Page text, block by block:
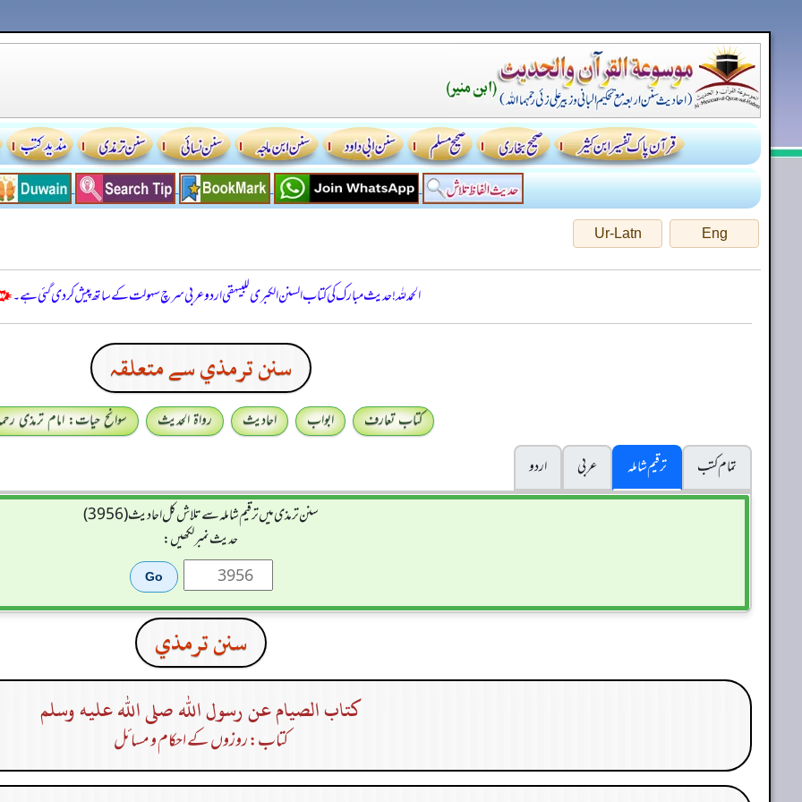
Eng
Ur-Latn
الحمدللہ! حدیث مبارک کی کتاب السنن الكبرى للبيهقي اردو عربی سرچ سہولت کے ساتھ پیش کر دی گئی ہے۔
سنن ترمذي سے متعلقہ
کتاب تعارف ابواب احادیث رواۃ الحدیث
سوانح حیات: امام ترمذی
تمام کتب
ترقیم شاملہ عربی
اردو
سنن ترمذی میں ترقیم شاملہ سے تلاش کل احادیث (3956)
حدیث نمبر لکھیں:
سنن ترمذي
كتاب الصيام عن رسول الله صلى الله عليه وسلم
کتاب: روزوں کے احکام و مسائل